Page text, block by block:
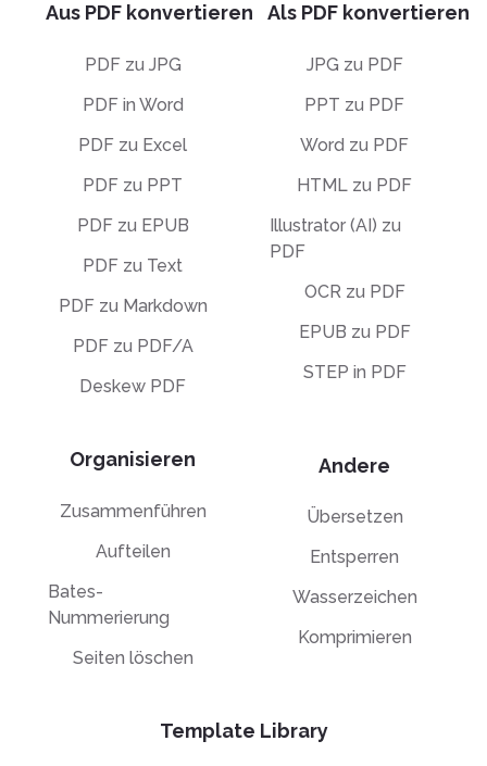
Aus PDF konvertieren
PDF zu JPG
PDF in Word
PDF zu Excel
PDF zu PPT
PDF zu EPUB
PDF zu Text
PDF zu Markdown
PDF zu PDF/A
Deskew PDF
Organisieren
Zusammenführen
Aufteilen
Bates-
Nummerierung
Seiten löschen
Als PDF konvertieren
JPG zu PDF
PPT zu PDF
Word zu PDF
HTML zu PDF
Illustrator (AI) zu
PDF
OCR zu PDF
EPUB zu PDF
STEP in PDF
Andere
Übersetzen
Entsperren
Wasserzeichen
Komprimieren
Template Library